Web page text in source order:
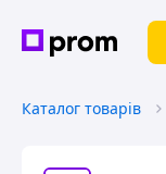
Каталог товарів